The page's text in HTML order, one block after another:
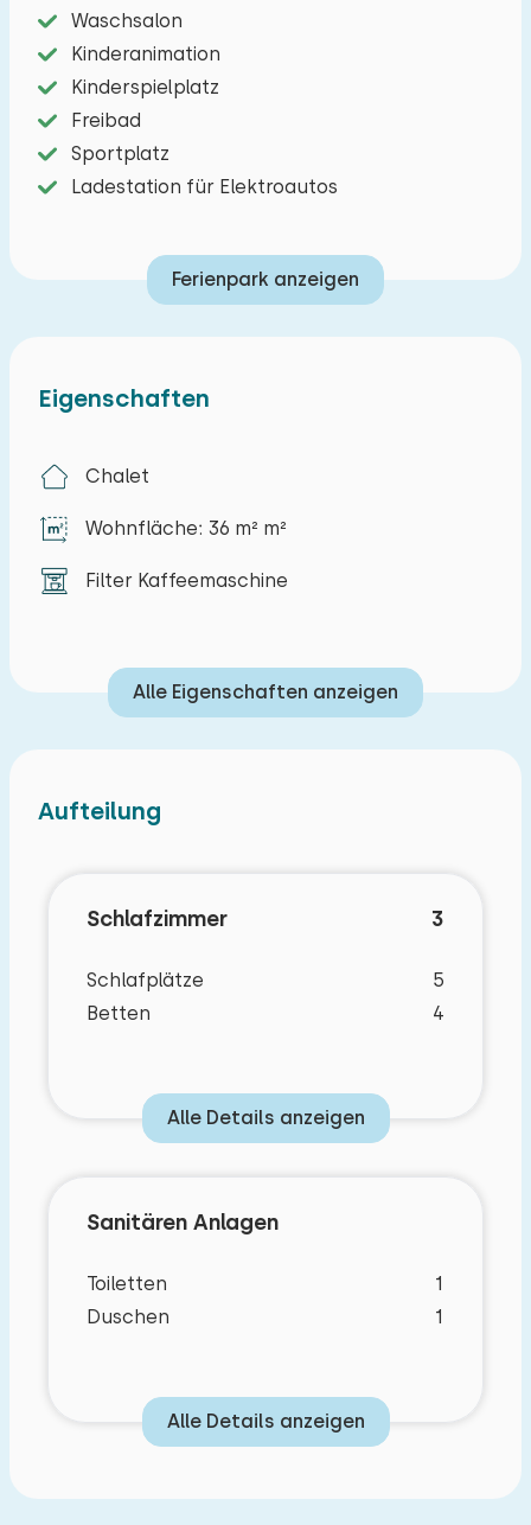
Den Bosch.
Dank der Veranda mit Lounge-Set können Sie
herlich draußen sitzen. Das Chalet verfügt über
ein gemütliches Wohnzimmer mit Essbereich und
eine Sitzecke mit Fernseher. Die offene Küche mit
Kaffeemaschine (Filter). Es gibt drei
Das Badezimmer hat eine Dusche und ein
bei der Unterkunft parken.
Außen:
Ein Garten mit Terrasse und Gartenmöbeln.
Eigenschaften
Chalet
Wohnfläche: 36 m² m²
Filter Kaffeemaschine
Alle Eigenschaften anzeigen
Aufteilung
Schlafzimmer 3
Schlafplätze
5
Betten
4
Alle Details anzeigen
Sanitären Anlagen
Toiletten
1
Duschen
1
Alle Details anzeigen
Waschsalon
Kinderanimation
Kinderspielplatz
Freibad
Sportplatz
Ladestation für Elektroautos
Ferienpark anzeigen